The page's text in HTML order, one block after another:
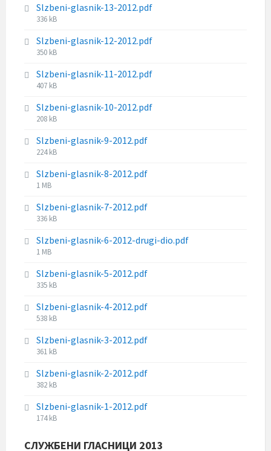
e
:
l
e
i
z
e
Slzbeni-glasnik-13-2012.pdf
F
l
e
i
z
e
:
336 kB
Slzbeni-glasnik-12-2012.pdf
F
l
e
i
z
e
:
350 kB
Slzbeni-glasnik-11-2012.pdf
F
l
e
i
z
e
:
407 kB
Slzbeni-glasnik-10-2012.pdf
F
l
e
i
z
e
:
208 kB
Slzbeni-glasnik-9-2012.pdf
F
l
e
i
z
e
:
224 kB
Slzbeni-glasnik-8-2012.pdf
F
l
e
i
z
e
:
1 MB
Slzbeni-glasnik-7-2012.pdf
F
l
e
i
z
e
:
336 kB
Slzbeni-glasnik-6-2012-drugi-dio.pdf
F
l
e
i
z
e
:
1 MB
Slzbeni-glasnik-5-2012.pdf
F
l
e
i
z
e
:
335 kB
Slzbeni-glasnik-4-2012.pdf
F
l
e
i
z
e
:
538 kB
Slzbeni-glasnik-3-2012.pdf
F
l
e
i
z
:
361 kB
Slzbeni-glasnik-2-2012.pdf
F
l
e
i
382 kB
Slzbeni-glasnik-1-2012.pdf
F
l
174 kB
СЛУЖБЕНИ ГЛАСНИЦИ 2013